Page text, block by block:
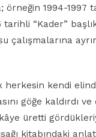
örneğin 1994-1997
tarihli “Kader”
çalışmalarına
herkesin kendi
göğe kaldırdı
üretti
kitabındaki